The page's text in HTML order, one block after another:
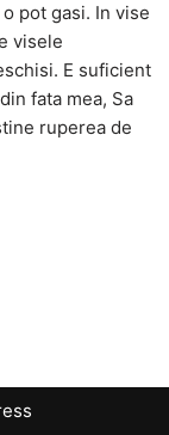
pot gasi. In vise
visele
E suficient
fata mea, Sa
ruperea de